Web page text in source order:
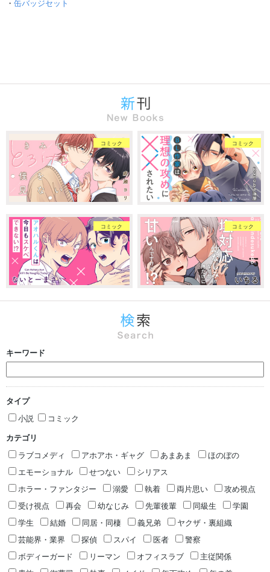
・ 缶バッジセット
コミック コミック
コミック コミック
キーワード
タイプ
小説
コミック
カテゴリ
ラブコメディ
アホアホ・ギャグ あまあま
ほのぼの
エモーショナル
せつない
シリアス
ホラー・ファンタジー
溺愛 執着 両片思い
攻め視点
受け視点
再会 幼なじみ 先輩後輩 同級生
学園
学生
結婚 同居・同棲 義兄弟
ヤクザ・裏組織
芸能界・業界
探偵 スパイ 医者
警察
ボディーガード
リーマン オフィスラブ
主従関係